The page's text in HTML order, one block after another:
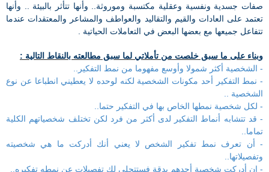
صفات جسدية ونفسية وعقلية مكتسبة وموروثة.. وأنها تتأثر بالبيئة .. وأنها
تعتمد على العادات والقيم والتقاليد والعواطف والمشاعر والمعتقدات عندما
تتفاعل جميعها مع بعضها البعض في التعاملات الحياتية .
وبناء على ما سبق خلصت من تأملاتي لما سبق مطالعته بالنقاط التالية :
- الشخصية أكثر شمولا وأوسع مفهوما من نمط التفكير..
- نمط التفكير أحد مكونات الشخصية لكنه لوحده لا يعطيني انطباعا عن نوع
الشخصية ..
- لكل شخصية نمطها الخاص بها في التفكير حتما..
- قد تتشابه أنماط التفكير لدى أكثر من فرد لكن تختلف شخصياتهم الكلية
تماما..
- أن تعرف نمط تفكير الشخص لا يعني أنك أدركت ما هي شخصيته
وتفصيلاتها..
- إن أدركت شخصية أحدهم بدقة فستتجلى لك تفصيلات عن نمطه تفكيره..